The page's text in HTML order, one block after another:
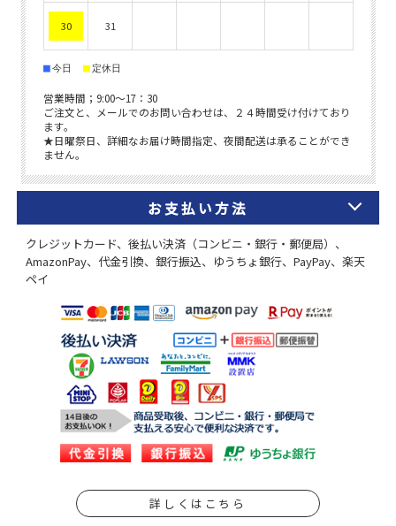
お支払い方法
クレジットカード、後払い決済（コンビニ・銀行・郵便局）、
AmazonPay、代金引換、銀行振込、ゆうちょ銀行、PayPay、楽天
ペイ
詳しくはこちら